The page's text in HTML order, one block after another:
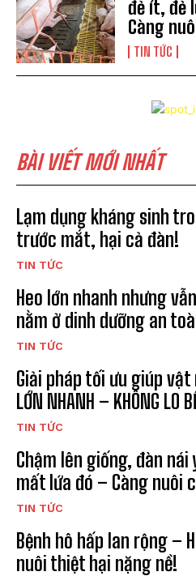
đẻ ít, đẻ
Càng
TIN TỨC
BÀI VIẾT MỚI NHẤT
Lạm dụng kháng sinh
trước mắt, hại cả đàn!
TIN TỨC
Heo lớn nhanh nhưng
nằm ở dinh dưỡng an
TIN TỨC
Giải pháp tối ưu giúp vật
LỚN NHANH – KHÔNG LO
TIN TỨC
Chậm lên giống, đàn
mất lứa đó – Càng nuôi
TIN TỨC
Bệnh hô hấp lan rộng –
nuôi thiệt hại nặng nề!